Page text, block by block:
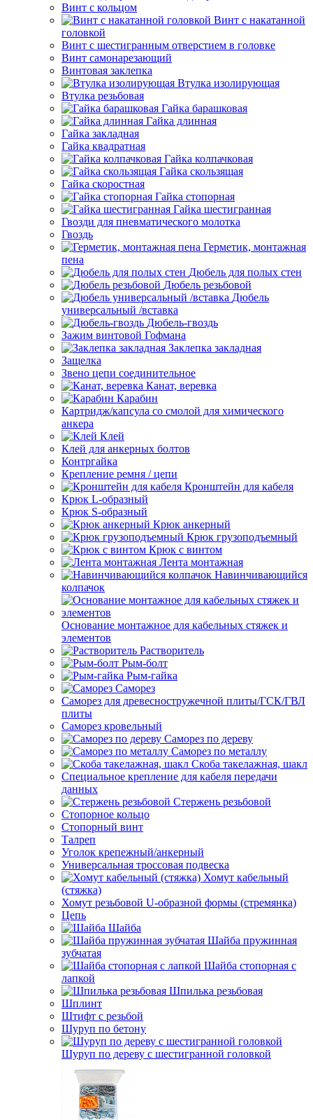
Винт с кольцом
Винт с накатанной
головкой
Винт с шестигранным отверстием в головке
Винт самонарезающий
Винтовая заклепка
Втулка изолирующая
Втулка резьбовая
Гайка барашковая
Гайка длинная
Гайка закладная
Гайка квадратная
Гайка колпачковая
Гайка скользящая
Гайка скоростная
Гайка стопорная
Гайка шестигранная
Гвозди для пневматического молотка
Гвоздь
Герметик, монтажная
пена
Дюбель для полых стен
Дюбель резьбовой
Дюбель
универсальный /вставка
Дюбель-гвоздь
Зажим винтовой Гофмана
Заклепка закладная
Защелка
Звено цепи соединительное
Канат, веревка
Карабин
Картридж/капсула со смолой для химического
анкера
Клей
Клей для анкерных болтов
Контргайка
Крепление ремня / цепи
Кронштейн для кабеля
Крюк L-образный
Крюк S-образный
Крюк анкерный
Крюк грузоподъемный
Крюк с винтом
Лента монтажная
Навинчивающийся
колпачок
Основание монтажное для кабельных стяжек и
элементов
Растворитель
Рым-болт
Рым-гайка
Саморез
Саморез для древесностружечной плиты/ГСК/ГВЛ
плиты
Саморез кровельный
Саморез по дереву
Саморез по металлу
Скоба такелажная, шакл
Специальное крепление для кабеля передачи
данных
Стержень резьбовой
Стопорное кольцо
Стопорный винт
Талреп
Уголок крепежный/анкерный
Универсальная троссовая подвеска
Хомут кабельный
(стяжка)
Хомут резьбовой U-образной формы (стремянка)
Цепь
Шайба
Шайба пружинная
зубчатая
Шайба стопорная с
лапкой
Шпилька резьбовая
Шплинт
Штифт с резьбой
Шуруп по бетону
Шуруп по дереву с шестигранной головкой